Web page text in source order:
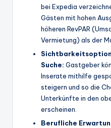
bei Expedia
Gästen mit hohen
höheren RevPAR
Vermietung) als der
Suche: Gastgeber
Inserate mithilfe
steigern und so die
Unterkünfte in den
erscheinen.
Berufliche